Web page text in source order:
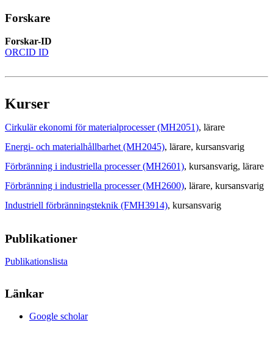
Forskare
Forskar-ID
ORCID ID
Kurser
Cirkulär ekonomi för materialprocesser (MH2051), lärare
Energi- och materialhållbarhet (MH2045), lärare, kursansvarig
Förbränning i industriella processer (MH2601), kursansvarig, lärare
Förbränning i industriella processer (MH2600), lärare, kursansvarig
Industriell förbränningsteknik (FMH3914), kursansvarig
Publikationer
Publikationslista
Länkar
Google scholar